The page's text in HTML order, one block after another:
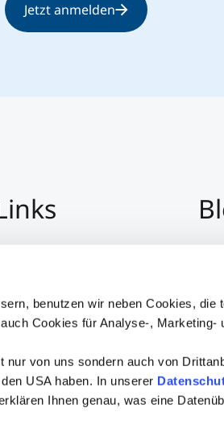
benutzen wir neben Cookies, die
Cookies für Analyse-, Marketing-
von uns sondern auch von
USA haben. In unserer
Ihnen genau, was eine
Jetzt anmelden